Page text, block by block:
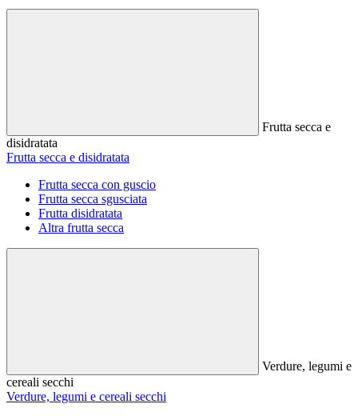
Frutta secca e
disidratata
Frutta secca e disidratata
Frutta secca con guscio
Frutta secca sgusciata
Frutta disidratata
Altra frutta secca
Verdure, legumi e
cereali secchi
Verdure, legumi e cereali secchi